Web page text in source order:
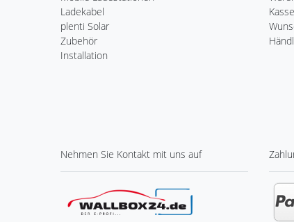
Ladekabel
plenti Solar
Zubehör
Installation
Kasse
Nehmen Sie Kontakt mit uns auf